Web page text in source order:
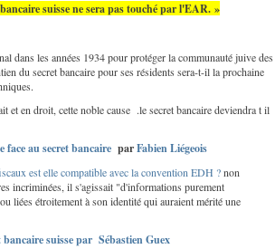
suisse ne sera pas touché par l'EAR. »
dans les années 1934 pour protéger la communauté juive des
du secret bancaire pour ses résidents sera-t-il la prochaine
et en droit, cette noble cause .le secret bancaire deviendra t il
face au secret bancaire parFabien Liégeois
est elle compatible avec la convention EDH ?non
incriminées, il s'agissait "d'informations purement
liées étroitement à son identité qui auraient mérité une
suisse par Sébastien Guex